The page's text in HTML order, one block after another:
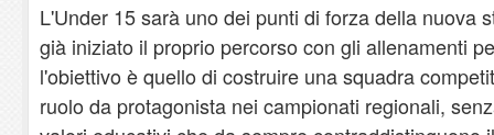
L'Under 15 sarà uno dei punti di forza della nuova
già iniziato il proprio percorso con gli allenamenti
l'obiettivo è quello di costruire una squadra
ruolo da protagonista nei campionati regionali,